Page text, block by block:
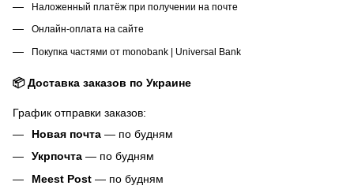
Наложенный платёж при получении на почте
Онлайн-оплата на сайте
Покупка частями от monobank | Universal Bank
📦 Доставка заказов по Украине
График отправки заказов:
Новая почта — по будням
Укрпочта — по будням
Meest Post — по будням